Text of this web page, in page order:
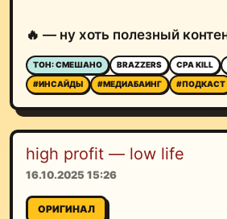
🔥 — ну хоть полезный
ТОН: СМЕШАНО BRAZZERS CPA KILL
#ИНСАЙДЫ
#МЕДИАБАИНГ #ПОДКАСТ
high profit — low life
16.10.2025 15:26
ОРИГИНАЛ